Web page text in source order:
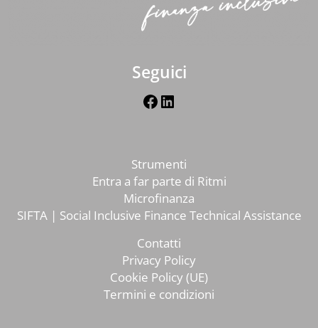
Seguici
Facebook
Strumenti
Entra a far parte di Ritmi
Microfinanza
SIFTA | Social Inclusive Finance Technical Assistance
Contatti
Privacy Policy
Cookie Policy (UE)
Termini e condizioni